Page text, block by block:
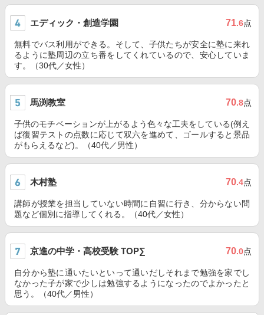
エディック・創造学園 71.6点
無料でバス利用ができる。そして、子供たちが安全に塾に来れ
るように塾周辺の立ち番をしてくれているので、安心していま
す。（30代／女性）
馬渕教室 70.8点
子供のモチベーションが上がるよう色々な工夫をしている(例え
ば復習テストの点数に応じて双六を進めて、ゴールすると景品
がもらえるなど)。（40代／男性）
木村塾 70.4点
講師が授業を担当していない時間に自習に行き、分からない問
題など個別に指導してくれる。（40代／女性）
京進の中学・高校受験 TOP∑ 70.0点
自分から塾に通いたいといって通いだしそれまで勉強を家でし
なかった子が家で少しは勉強するようになったのでよかったと
思う。（40代／男性）